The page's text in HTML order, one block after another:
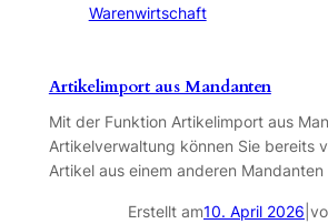
Warenwirtschaft
Artikelimport aus Mandanten
Mit der Funktion Artikelimport aus
Artikelverwaltung können Sie bereits
Artikel aus einem anderen
Erstellt am10. April 2026